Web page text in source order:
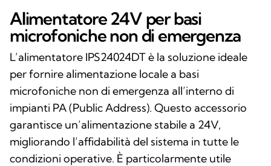
Alimentatore 24V per basi
microfoniche non di emergenza
L’alimentatore IPS24024DT è la soluzione ideale
per fornire alimentazione locale a basi
microfoniche non di emergenza all’interno di
impianti PA (Public Address). Questo accessorio
garantisce un’alimentazione stabile a 24V,
migliorando l’affidabilità del sistema in tutte le
condizioni operative. È particolarmente utile